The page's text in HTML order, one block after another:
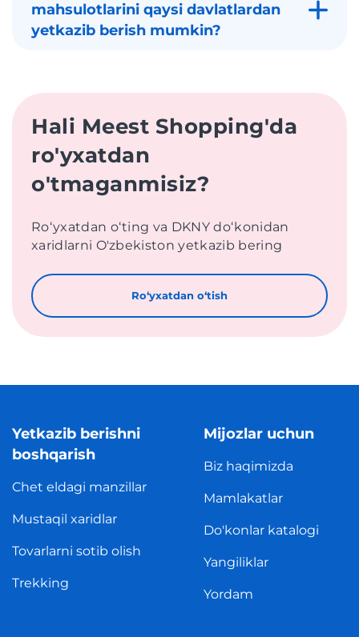
mahsulotlarini qaysi davlatlardan
yetkazib berish mumkin?
Hali Meest Shopping'da
ro'yxatdan
o'tmaganmisiz?
Roʻyxatdan oʻting va DKNY doʻkonidan
xaridlarni O'zbekiston yetkazib bering
Roʻyxatdan oʻtish
Yetkazib berishni
boshqarish
Chet eldagi manzillar
Mustaqil xaridlar
Tovarlarni sotib olish
Trekking
Mijozlar uchun
Biz haqimizda
Mamlakatlar
Do'konlar katalogi
Yangiliklar
Yordam